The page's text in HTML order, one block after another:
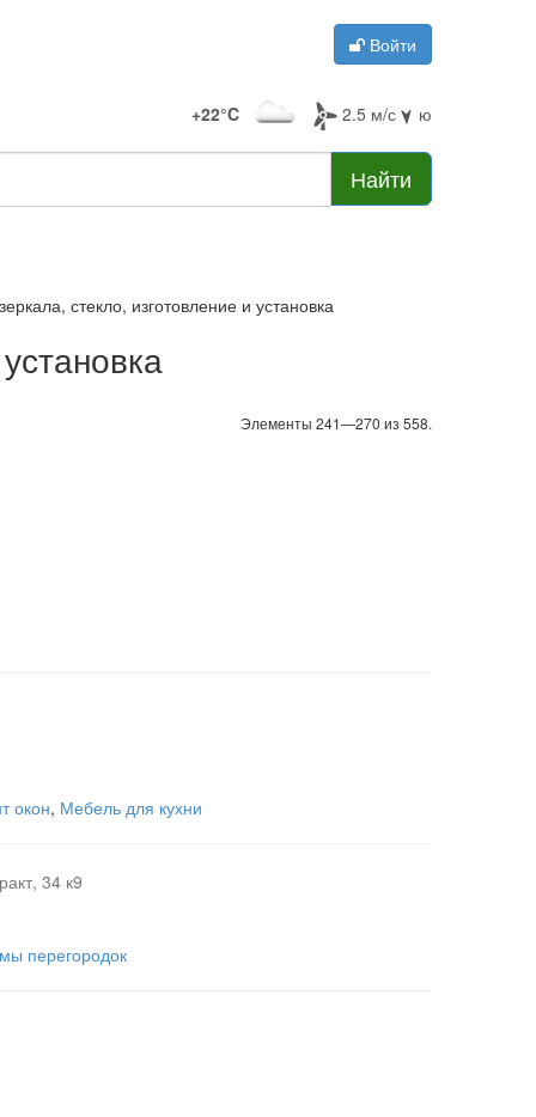
Войти
+22°C 2.5 м/с ю
Найти
стекло, изготовление и установка
Элементы 241—270 из 558.
окон, Мебель для кухни
34 к9
перегородок